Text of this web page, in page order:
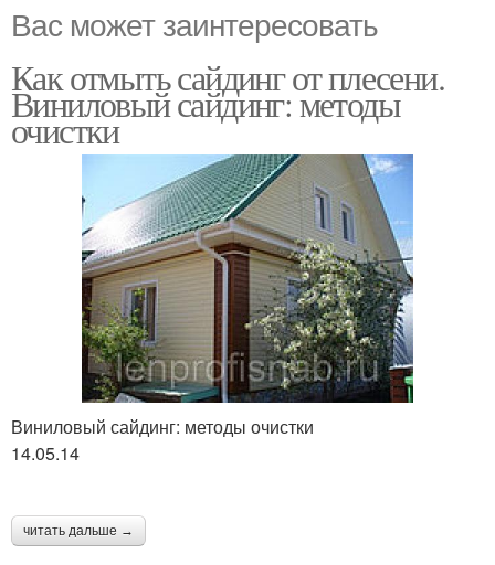
Вас может заинтересовать
Как отмыть сайдинг от плесени.
Виниловый сайдинг: методы
очистки
Виниловый сайдинг: методы очистки
14.05.14
читать дальше →